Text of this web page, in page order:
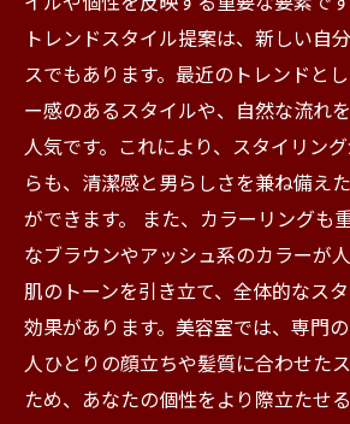
トレンドスタイル提案は、新しい自
スでもあります。最近のトレンドと
ー感のあるスタイルや、自然な流れ
人気です。これにより、スタイリン
らも、清潔感と男らしさを兼ね備え
ができます。 また、カラーリングも
なブラウンやアッシュ系のカラーが
肌のトーンを引き立て、全体的なス
効果があります。美容室では、専門
人ひとりの顔立ちや髪質に合わせた
ため、あなたの個性をより際立たせ